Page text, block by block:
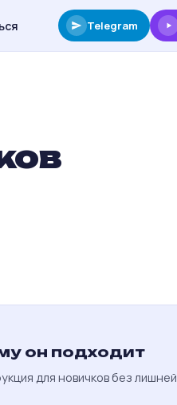
Telegram
он подходит
для новичков без лишней